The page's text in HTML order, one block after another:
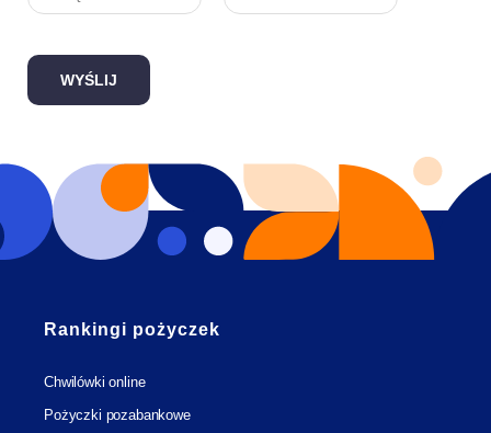
Rankingi pożyczek
Chwilówki online
Pożyczki pozabankowe